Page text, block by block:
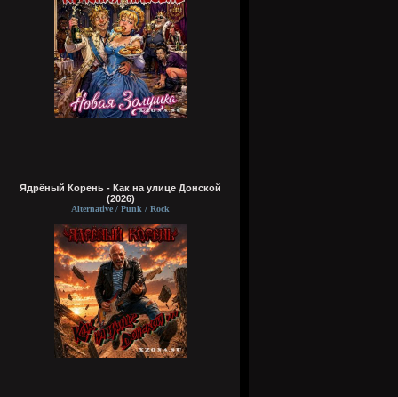
Ядрёный Корень - Как на улице Донской
(2026)
Alternative / Punk / Rock